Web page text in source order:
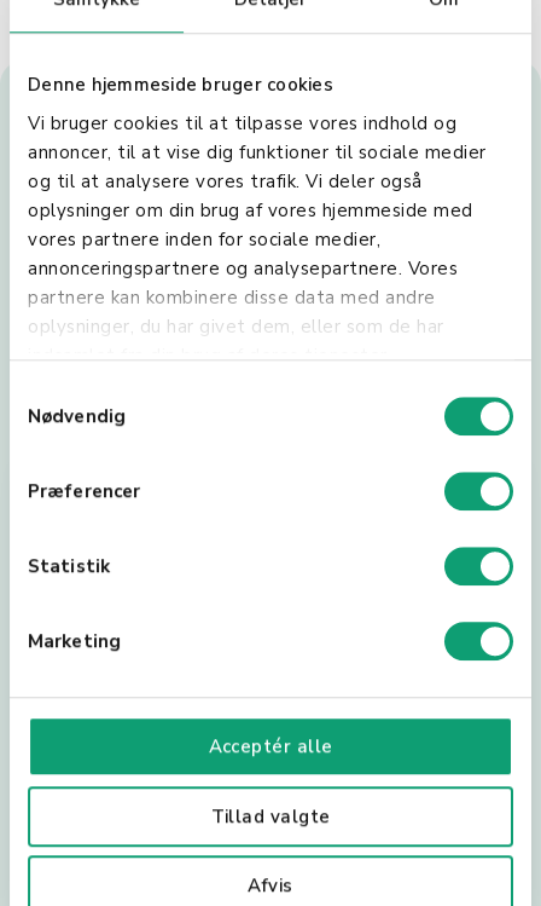
Denne hjemmeside bruger cookies
Vi bruger cookies til at tilpasse vores indhold og
annoncer, til at vise dig funktioner til sociale medier
og til at analysere vores trafik. Vi deler også
oplysninger om din brug af vores hjemmeside med
vores partnere inden for sociale medier,
annonceringspartnere og analysepartnere. Vores
partnere kan kombinere disse data med andre
oplysninger, du har givet dem, eller som de har
Nødvendig
Præferencer
Statistik
Marketing
Acceptér alle
Tillad valgte
Afvis
Klar til at gøre betalinger
nemmere?
Kontakt os i dag, og få Shopbox Pay til din
forretning!
Udfyld felterne, og vi kontakter dig hurtigst muligt!